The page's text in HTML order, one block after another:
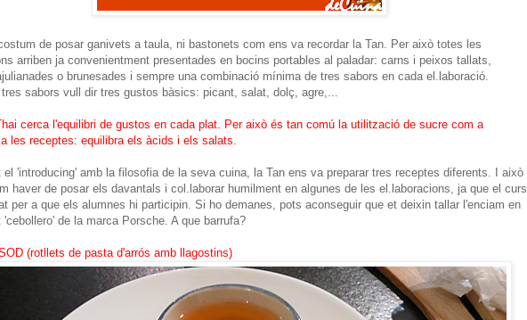
de posar ganivets a taula, ni bastonets com ens va recordar la Tan. Per això totes les
arriben ja convenientment presentades en bocins portables al paladar: carns i peixos tallats,
o brunesades i sempre una combinació mínima de tres sabors en cada el.laboració.
sabors vull dir tres gustos bàsics: picant, salat, dolç, agre,...
cerca l'equilibri de gustos en cada plat. Per això és tan comú la utilització de sucre com a
les receptes: equilibra els àcids i els salats.
el 'introducing' amb la filosofia de la seva cuina, la Tan ens va preparar tres receptes diferents. I això
haver de posar els davantals i col.laborar humilment en algunes de les el.laboracions, ja que el curs
per a que els alumnes hi participin. Si ho demanes, pots aconseguir que et deixin tallar l'enciam en
'cebollero' de la marca Porsche. A que barrufa?
(rotllets de pasta d'arrós amb llagostins)